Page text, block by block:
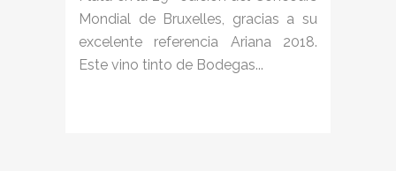
Mondial de Bruxelles, gracias a su
excelente referencia Ariana 2018.
Este vino tinto de Bodegas...